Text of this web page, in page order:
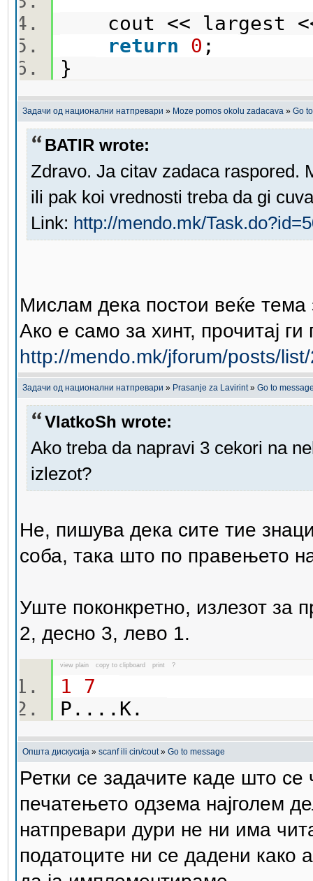
cout << largest
return
0 ;
}
Задачи од национални натпревари » Moze pomos okolu zadacava » Go
BATIR wrote:
Zdravo. Ja citav zadaca raspored.
ili pak koi vrednosti treba da gi
Link: http://mendo.mk/
Мислам дека постои веќе
Ако е само за хинт, прочитај
http://mendo.mk/jforum/posts/
Задачи од национални натпревари » Prasanje za Lavirint» Go to
VlatkoSh wrote:
Ako treba da napravi 3 cekori na
izlezot?
Не, пишува дека сите тие
соба, така што по правењето
Уште поконкретно, излезот за
2, десно 3, лево 1.
view plain copy to clipboard print ?
1
7
P....K.
Општа дискусија » scanf ili cin/cout» Go to message
Ретки се задачите каде што се
печатењето одзема најголем
натпревари дури не ни има
податоците ни се дадени како